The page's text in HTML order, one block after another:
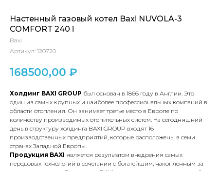
Настенный газовый котел Baxi NUVOLA-3
COMFORT 240 i
Baxi
Артикул: 120720
168500,00 ₽
Холдинг BAXI GROUP был основан в 1866 году в Англии. Это
один из самых крупных и наиболее профессиональных компаний в
области отопления. Он занимает третье место в Европе по
количеству производимых отопительных систем. На сегодняшний
день в структуру холдинга BAXI GROUP входят 16
производственных предприятий, которые расположены в семи
странах Западной Европы.
Продукция BAXI является результатом внедрения самых
передовых технологий в сочетании с богатейшим, накопленным за